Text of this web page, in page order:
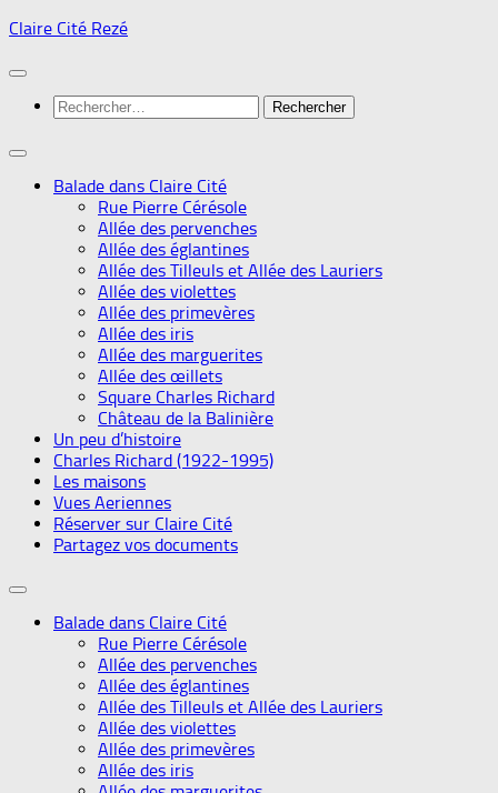
Skip
content
Claire Cité Rezé
Rechercher :
Balade dans Claire Cité
Rue Pierre Cérésole
Allée des pervenches
Allée des églantines
Allée des Tilleuls et Allée des Lauriers
Allée des violettes
Allée des primevères
Allée des iris
Allée des marguerites
Allée des œillets
Square Charles Richard
Château de la Balinière
Un peu d’histoire
Charles Richard (1922-1995)
Les maisons
Vues Aeriennes
Réserver sur Claire Cité
Partagez vos documents
Balade dans Claire Cité
Rue Pierre Cérésole
Allée des pervenches
Allée des églantines
Allée des Tilleuls et Allée des Lauriers
Allée des violettes
Allée des primevères
Allée des iris